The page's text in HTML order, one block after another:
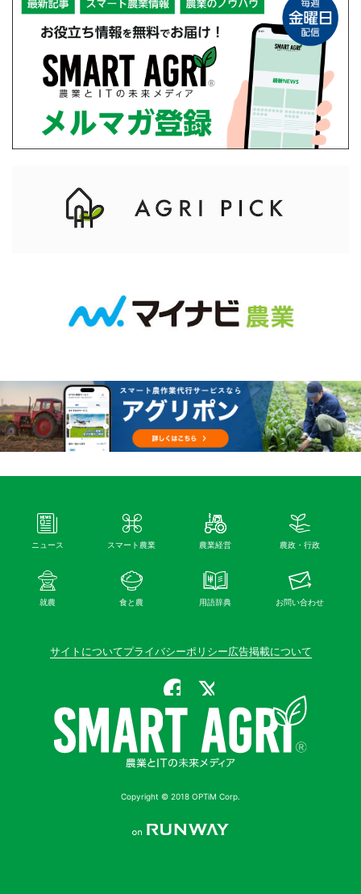
ニュース スマート農業 農業経営 農政・行政
就農 食と農 用語辞典 お問い合わせ
サイトについてプライバシーポリシー広告掲載について
公式Facebook
Copyright © 2018 OPTiM Corp.